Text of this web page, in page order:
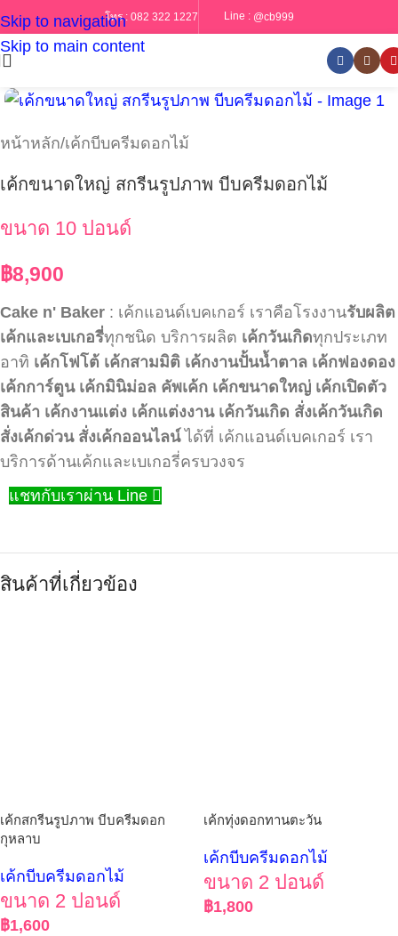
Skip to navigation
Skip to main content
โทร : 082 322 1227 Line : @cb999
หน้าหลัก/เค้กบีบครีมดอกไม้
เค้กขนาดใหญ่ สกรีนรูปภาพ บีบครีมดอกไม้
ขนาด 10 ปอนด์
฿8,900
Cake n' Baker : เค้กแอนด์เบคเกอร์ เราคือโรงงานรับผลิต
เค้กและเบเกอรี่ทุกชนิด บริการผลิต เค้กวันเกิดทุกประเภท
อาทิ เค้กโฟโต้ เค้กสามมิติ เค้กงานปั้นน้ำตาล เค้กฟองดอง
เค้กการ์ตูน เค้กมินิม่อล คัพเค้ก เค้กขนาดใหญ่ เค้กเปิดตัว
สินค้า เค้กงานแต่ง เค้กแต่งงาน เค้กวันเกิด สั่งเค้กวันเกิด
สั่งเค้กด่วน สั่งเค้กออนไลน์ได้ที่ เค้กแอนด์เบคเกอร์ เรา
บริการด้านเค้กและเบเกอรี่ครบวงจร
แชทกับเราผ่าน Line
สินค้าที่เกี่ยวข้อง
เค้กสกรีนรูปภาพ บีบครีมดอก
กุหลาบ
เค้กบีบครีมดอกไม้
ขนาด 2 ปอนด์
฿1,600
เค้กทุ่งดอกทานตะวัน
เค้กบีบครีมดอกไม้
ขนาด 2 ปอนด์
฿1,800